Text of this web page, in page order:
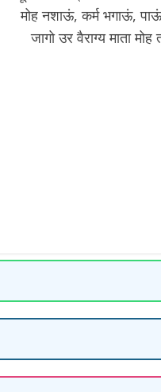
मोह नशाऊं, कर्म भगाऊं,
जागो उर वैराग्य माता